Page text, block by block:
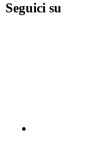
Seguici su